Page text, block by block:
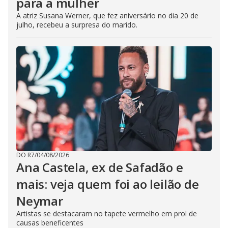
A atriz Susana Werner, que fez aniversário no dia 20 de
julho, recebeu a surpresa do marido.
DO R7/04/08/2026
Ana Castela, ex de Safadão e
mais: veja quem foi ao leilão de
Neymar
Artistas se destacaram no tapete vermelho em prol de
causas beneficentes